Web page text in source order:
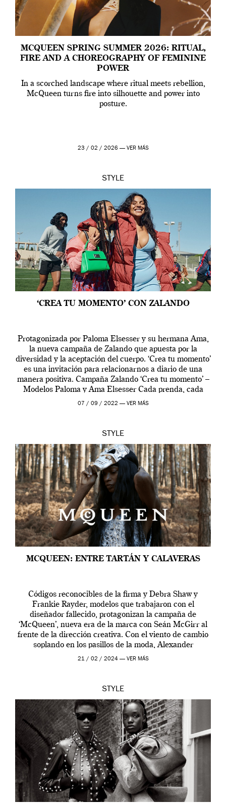
MCQUEEN SPRING SUMMER 2026: RITUAL,
FIRE AND A CHOREOGRAPHY OF FEMININE
POWER
In a scorched landscape where ritual meets rebellion,
McQueen turns fire into silhouette and power into
posture.
23 / 02 / 2026 — VER MÁS
STYLE
‘CREA TU MOMENTO’ CON ZALANDO
Protagonizada por Paloma Elsesser y su hermana Ama,
la nueva campaña de Zalando que apuesta por la
diversidad y la aceptación del cuerpo. ‘Crea tu momento’
es una invitación para relacionarnos a diario de una
manera positiva. Campaña Zalando ‘Crea tu momento’ –
Modelos Paloma y Ama Elsesser Cada prenda, cada
outfit, cada momento, caracteriza […]
07 / 09 / 2022 — VER MÁS
STYLE
MCQUEEN: ENTRE TARTÁN Y CALAVERAS
Códigos reconocibles de la firma y Debra Shaw y
Frankie Rayder, modelos que trabajaron con el
diseñador fallecido, protagonizan la campaña de
‘McQueen’, nueva era de la marca con Seán McGirr al
frente de la dirección creativa. Con el viento de cambio
soplando en los pasillos de la moda, Alexander
McQueen se prepara para una […]
21 / 02 / 2024 — VER MÁS
STYLE